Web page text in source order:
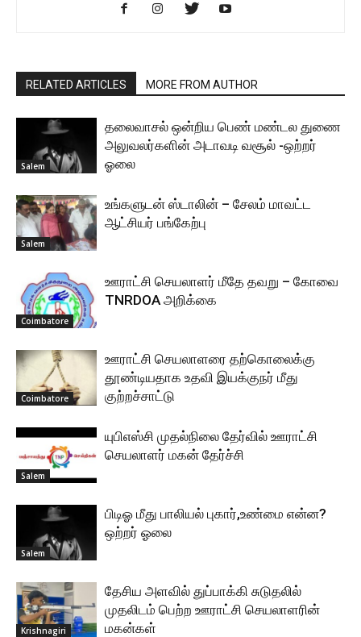
RELATED ARTICLES MORE FROM AUTHOR
Salem
தலைவாசல் ஒன்றிய பெண் மண்டல துணை
அலுவலர்களின் அடாவடி வசூல் -ஒற்றர்
ஓலை
Salem
உங்களுடன் ஸ்டாலின் – சேலம் மாவட்ட
ஆட்சியர் பங்கேற்பு
Coimbatore
ஊராட்சி செயலாளர் மீதே தவறு – கோவை
TNRDOA அறிக்கை
Coimbatore
ஊராட்சி செயலாளரை தற்கொலைக்கு
தூண்டியதாக உதவி இயக்குநர் மீது
குற்றச்சாட்டு
Salem
யுபிஎஸ்சி முதல்நிலை தேர்வில் ஊராட்சி
செயலாளர் மகன் தேர்ச்சி
Salem
பிடிஓ மீது பாலியல் புகார்,உண்மை என்ன?
ஒற்றர் ஓலை
Krishnagiri
தேசிய அளவில் துப்பாக்கி சுடுதலில்
முதலிடம் பெற்ற ஊராட்சி செயலாளரின்
மகன்கள்